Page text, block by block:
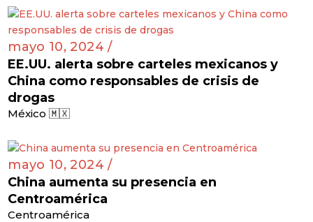
mayo 10, 2024 /
EE.UU. alerta sobre carteles mexicanos y
China como responsables de crisis de
drogas
México 🇲🇽
mayo 10, 2024 /
China aumenta su presencia en
Centroamérica
Centroamérica